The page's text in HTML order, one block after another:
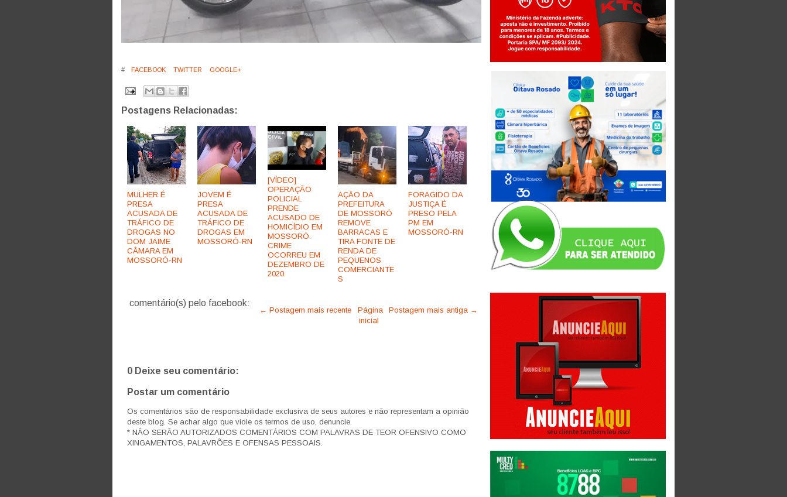
# FACEBOOK TWITTER GOOGLE+
Postagens Relacionadas:
MULHER É
PRESA
ACUSADA DE
TRÁFICO DE
DROGAS NO
DOM JAIME
CÂMARA EM
MOSSORÓ-RN
JOVEM É
PRESA
ACUSADA DE
TRÁFICO DE
DROGAS EM
MOSSORÓ-RN
[VÍDEO]
OPERAÇÃO
POLICIAL
PRENDE
ACUSADO DE
HOMICÍDIO EM
MOSSORÓ.
CRIME
OCORREU EM
DEZEMBRO DE
2020.
AÇÃO DA
PREFEITURA
DE MOSSORÓ
REMOVE
BARRACAS E
TIRA FONTE DE
RENDA DE
PEQUENOS
COMERCIANTE
S
FORAGIDO DA
JUSTIÇA É
PRESO PELA
PM EM
MOSSORÓ-RN
comentário(s) pelo facebook:
← Postagem mais recente Postagem mais antiga →
Página
inicial
0 Deixe seu comentário:
Postar um comentário
Os comentários são de responsabilidade exclusiva de seus autores e não representam a opinião
deste blog. Se achar algo que viole os termos de uso, denuncie.
* NÃO SERÃO AUTORIZADOS COMENTÁRIOS COM PALAVRAS DE TEOR OFENSIVO COMO
XINGAMENTOS, PALAVRÕES E OFENSAS PESSOAIS.
Jogue com responsabilidade. 18+